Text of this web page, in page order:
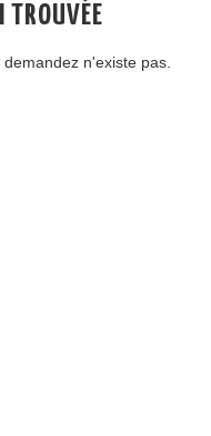
TROUVÉE
n'existe pas.